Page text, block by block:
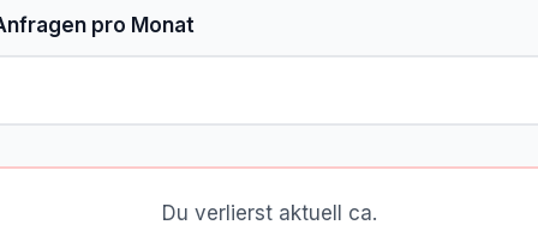
pro Monat
Du verlierst aktuell ca.